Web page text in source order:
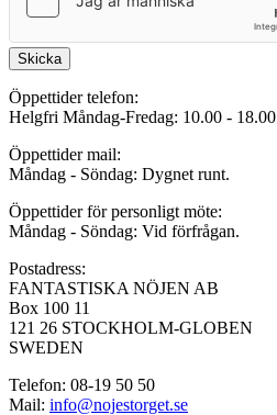
Skicka
Öppettider telefon:
Helgfri Måndag-Fredag: 10.00 - 18.00
Öppettider mail:
Måndag - Söndag: Dygnet runt.
Öppettider för personligt möte:
Måndag - Söndag: Vid förfrågan.
Postadress:
FANTASTISKA NÖJEN AB
Box 100 11
121 26 STOCKHOLM-GLOBEN
SWEDEN
Telefon: 08-19 50 50
Mail: info@nojestorget.se